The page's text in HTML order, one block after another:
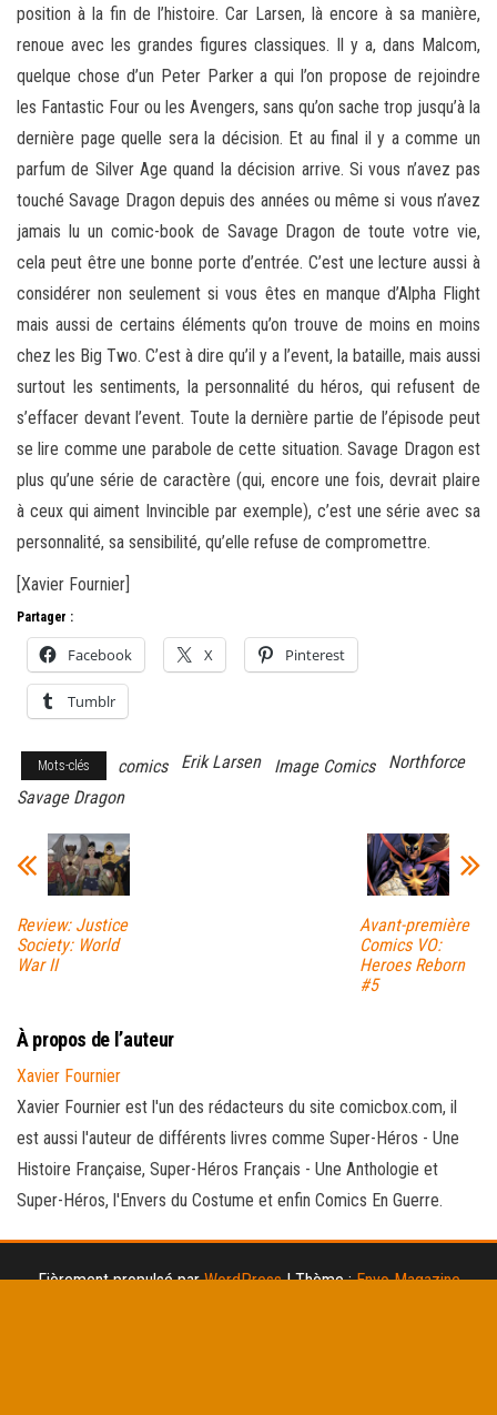
position à la fin de l’histoire. Car Larsen, là encore à sa manière,
renoue avec les grandes figures classiques. Il y a, dans Malcom,
quelque chose d’un Peter Parker a qui l’on propose de rejoindre
les Fantastic Four ou les Avengers, sans qu’on sache trop jusqu’à la
dernière page quelle sera la décision. Et au final il y a comme un
parfum de Silver Age quand la décision arrive. Si vous n’avez pas
touché Savage Dragon depuis des années ou même si vous n’avez
jamais lu un comic-book de Savage Dragon de toute votre vie,
cela peut être une bonne porte d’entrée. C’est une lecture aussi à
considérer non seulement si vous êtes en manque d’Alpha Flight
mais aussi de certains éléments qu’on trouve de moins en moins
chez les Big Two. C’est à dire qu’il y a l’event, la bataille, mais aussi
surtout les sentiments, la personnalité du héros, qui refusent de
s’effacer devant l’event. Toute la dernière partie de l’épisode peut
se lire comme une parabole de cette situation. Savage Dragon est
plus qu’une série de caractère (qui, encore une fois, devrait plaire
à ceux qui aiment Invincible par exemple), c’est une série avec sa
personnalité, sa sensibilité, qu’elle refuse de compromettre.
[Xavier Fournier]
Partager :
Facebook X Pinterest
Tumblr
Mots-clés comics Erik Larsen Image Comics
Northforce
Savage Dragon
Review: Justice
Society: World
War II
Avant-première
Comics VO:
Heroes Reborn
#5
À propos de l’auteur
Xavier Fournier
Xavier Fournier est l'un des rédacteurs du site comicbox.com, il
est aussi l'auteur de différents livres comme Super-Héros - Une
Histoire Française, Super-Héros Français - Une Anthologie et
Super-Héros, l'Envers du Costume et enfin Comics En Guerre.
Fièrement propulsé parWordPress |Thème :Envo Magazine